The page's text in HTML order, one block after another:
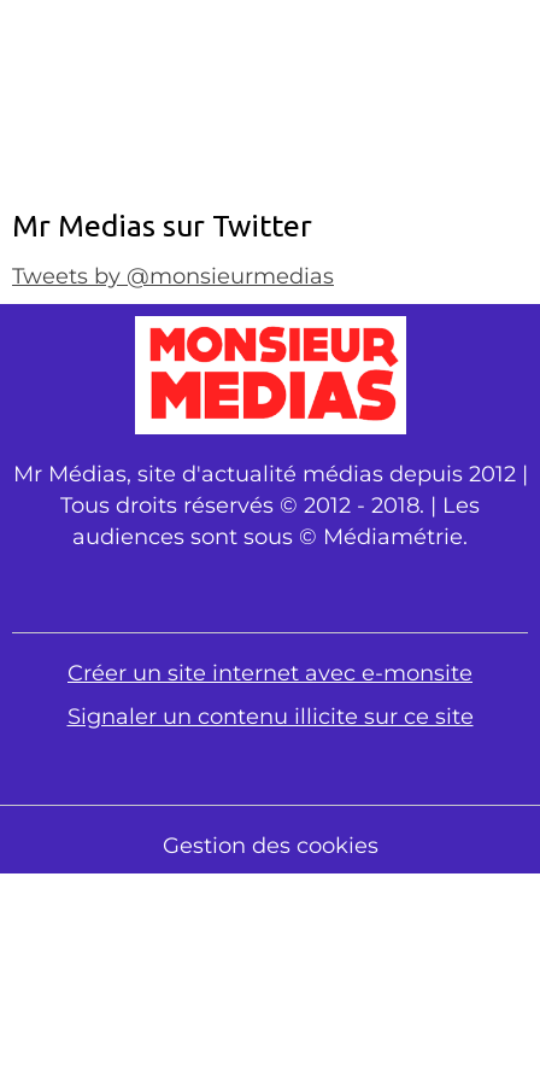
Mr Medias sur Twitter
Tweets by @monsieurmedias
Mr Médias, site d'actualité médias depuis 2012 |
Tous droits réservés © 2012 - 2018. | Les
audiences sont sous © Médiamétrie.
Créer un site internet avec e-monsite
Signaler un contenu illicite sur ce site
Gestion des cookies